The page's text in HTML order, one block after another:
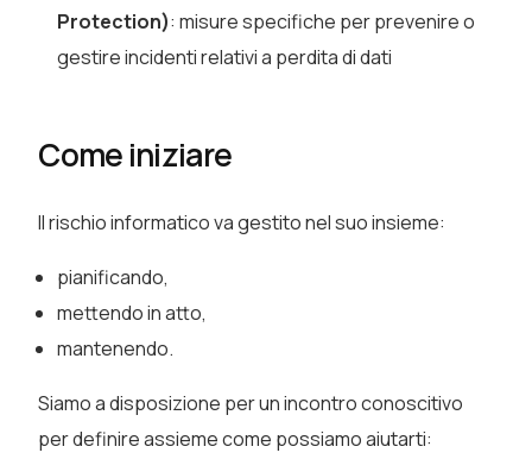
Protection): misure specifiche per prevenire o
gestire incidenti relativi a perdita di dati
Come iniziare
Il rischio informatico va gestito nel suo insieme:
pianificando,
mettendo in atto,
mantenendo.
Siamo a disposizione per un incontro conoscitivo
per definire assieme come possiamo aiutarti: